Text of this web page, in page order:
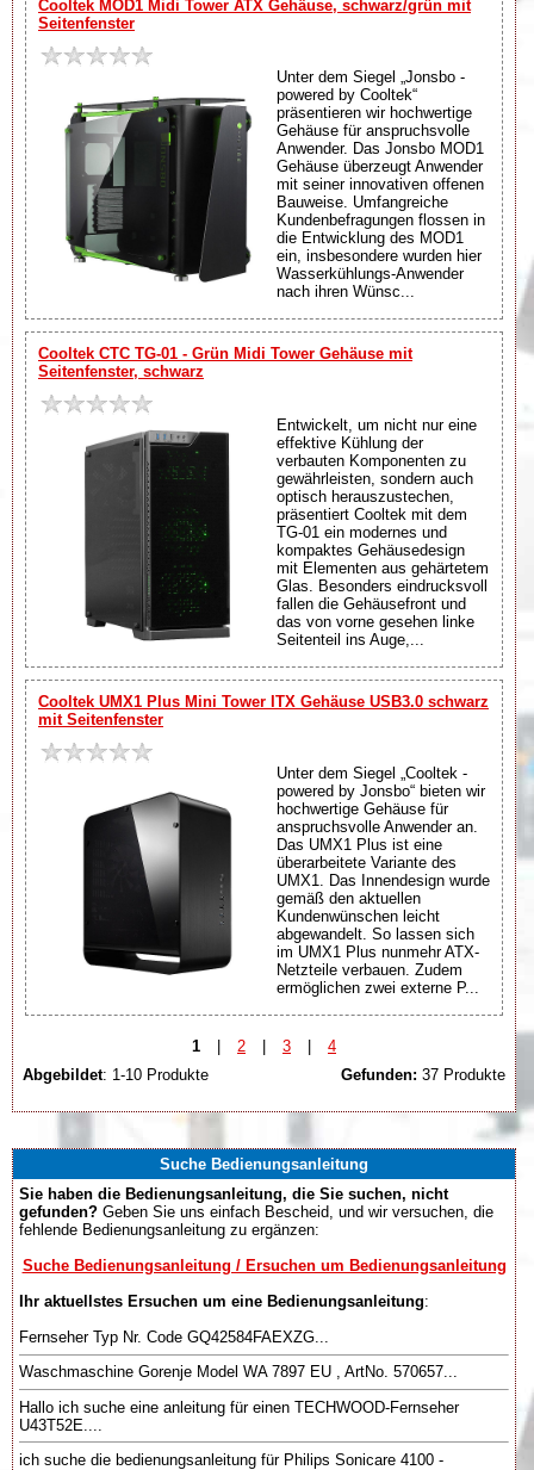
Cooltek MOD1 Midi Tower ATX Gehäuse, schwarz/grün mit
Seitenfenster
Unter dem Siegel „Jonsbo -
powered by Cooltek“
präsentieren wir hochwertige
Gehäuse für anspruchsvolle
Anwender. Das Jonsbo MOD1
Gehäuse überzeugt Anwender
mit seiner innovativen offenen
Bauweise. Umfangreiche
Kundenbefragungen flossen in
die Entwicklung des MOD1
ein, insbesondere wurden hier
Wasserkühlungs-Anwender
nach ihren Wünsc...
Cooltek CTC TG-01 - Grün Midi Tower Gehäuse mit
Seitenfenster, schwarz
Entwickelt, um nicht nur eine
effektive Kühlung der
verbauten Komponenten zu
gewährleisten, sondern auch
optisch herauszustechen,
präsentiert Cooltek mit dem
TG-01 ein modernes und
kompaktes Gehäusedesign
mit Elementen aus gehärtetem
Glas. Besonders eindrucksvoll
fallen die Gehäusefront und
das von vorne gesehen linke
Seitenteil ins Auge,...
Cooltek UMX1 Plus Mini Tower ITX Gehäuse USB3.0 schwarz
mit Seitenfenster
Unter dem Siegel „Cooltek -
powered by Jonsbo“ bieten wir
hochwertige Gehäuse für
anspruchsvolle Anwender an.
Das UMX1 Plus ist eine
überarbeitete Variante des
UMX1. Das Innendesign wurde
gemäß den aktuellen
Kundenwünschen leicht
abgewandelt. So lassen sich
im UMX1 Plus nunmehr ATX-
Netzteile verbauen. Zudem
ermöglichen zwei externe P...
1 | 2 | 3 |
4
Abgebildet: 1-10 Produkte Gefunden: 37 Produkte
Suche Bedienungsanleitung
Sie haben die Bedienungsanleitung, die Sie suchen, nicht
gefunden? Geben Sie uns einfach Bescheid, und wir versuchen, die
fehlende Bedienungsanleitung zu ergänzen:
Suche Bedienungsanleitung / Ersuchen um Bedienungsanleitung
Ihr aktuellstes Ersuchen um eine Bedienungsanleitung:
Fernseher Typ Nr. Code GQ42584FAEXZG...
Waschmaschine Gorenje Model WA 7897 EU , ArtNo. 570657...
Hallo ich suche eine anleitung für einen TECHWOOD-Fernseher
U43T52E....
ich suche die bedienungsanleitung für Philips Sonicare 4100 -